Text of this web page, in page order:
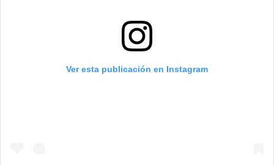
Ver esta publicación en Instagram